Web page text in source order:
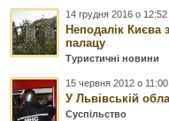
14 грудня 2016 о 12:52
Неподалік Києва
палацу
Туристичні новини
15 червня 2012 о 11:00
У Львівській
Суспільство